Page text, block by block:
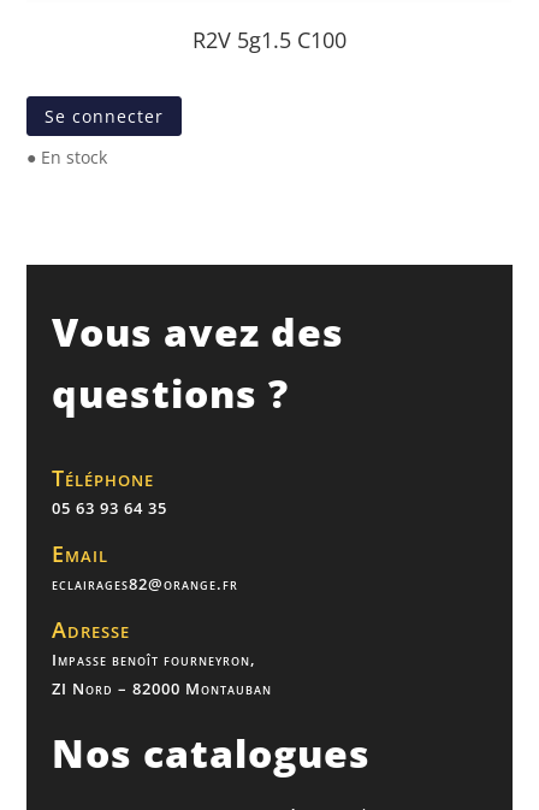
R2V 5g1.5 C100
Se connecter
● En stock
Vous avez des
questions ?
Téléphone
05 63 93 64 35
Email
eclairages82@orange.fr
Adresse
Impasse benoît fourneyron,
ZI Nord – 82000 Montauban
Nos catalogues